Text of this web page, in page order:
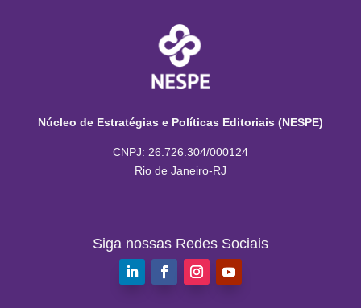
Núcleo de Estratégias e Políticas Editoriais (NESPE)
CNPJ: 26.726.304/000124
Rio de Janeiro-RJ
Siga nossas Redes Sociais